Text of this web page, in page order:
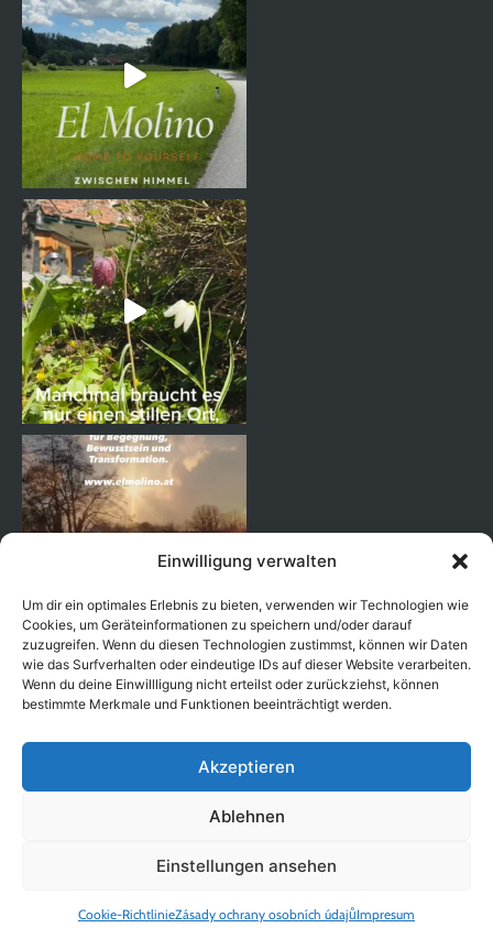
Einwilligung verwalten
Um dir ein optimales Erlebnis zu bieten, verwenden wir Technologien wie
Cookies, um Geräteinformationen zu speichern und/oder darauf
zuzugreifen. Wenn du diesen Technologien zustimmst, können wir Daten
wie das Surfverhalten oder eindeutige IDs auf dieser Website verarbeiten.
Wenn du deine Einwillligung nicht erteilst oder zurückziehst, können
bestimmte Merkmale und Funktionen beeinträchtigt werden.
Akzeptieren
Ablehnen
Einstellungen ansehen
Cookie-RichtlinieZásady ochrany osobních údajůImpresum
Auf Instagram folgen
Všeobecné obchodní podmínky